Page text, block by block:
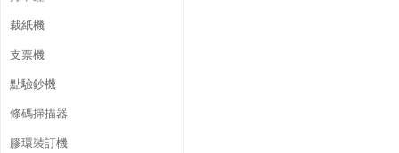
裁紙機
支票機
點驗鈔機
條碼掃描器
膠環裝訂機